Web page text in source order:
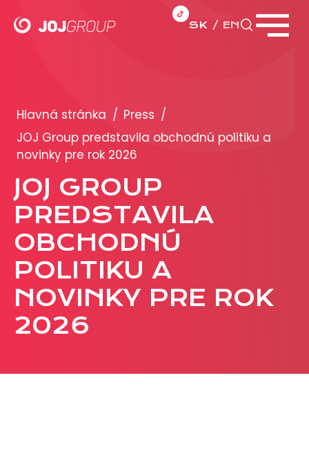
SK EN
Brandy
Produkty
PRODUKCIA
REKLAMA
Viac o reklamných formátoch
Obchodné podmienky
Prezentácia 2026
CASE STUDIES
Hlavná stránka / Press /
JOJ Group predstavila obchodnú politiku a
novinky pre rok 2026
JOJ GROUP
PREDSTAVILA
OBCHODNÚ
POLITIKU A
NOVINKY PRE ROK
2026